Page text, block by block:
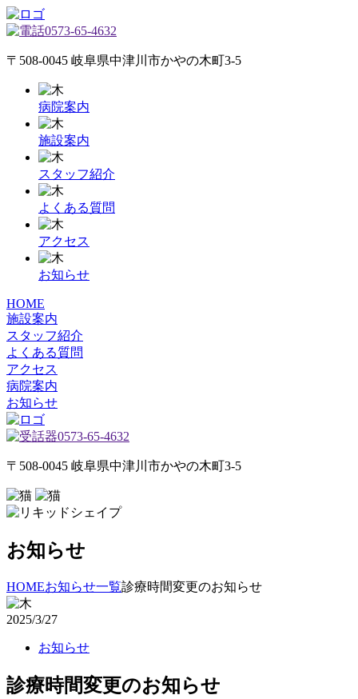
0573-65-4632
〒508-0045 岐阜県中津川市かやの木町3-5
病院案内
施設案内
スタッフ紹介
よくある質問
アクセス
お知らせ
HOME
施設案内
スタッフ紹介
よくある質問
アクセス
病院案内
お知らせ
0573-65-4632
〒508-0045 岐阜県中津川市かやの木町3-5
お知らせ
HOMEお知らせ一覧診療時間変更のお知らせ
2025/3/27
お知らせ
診療時間変更のお知らせ